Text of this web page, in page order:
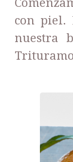
con piel.
nuestra